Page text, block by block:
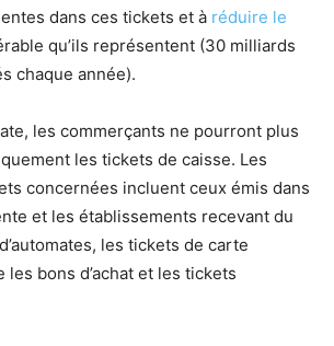
dans ces tickets et à réduire le
qu’ils représentent (30 milliards
chaque année).
les commerçants ne pourront plus
les tickets de caisse. Les
concernées incluent ceux émis dans
et les établissements recevant du
les tickets de carte
les bons d’achat et les tickets